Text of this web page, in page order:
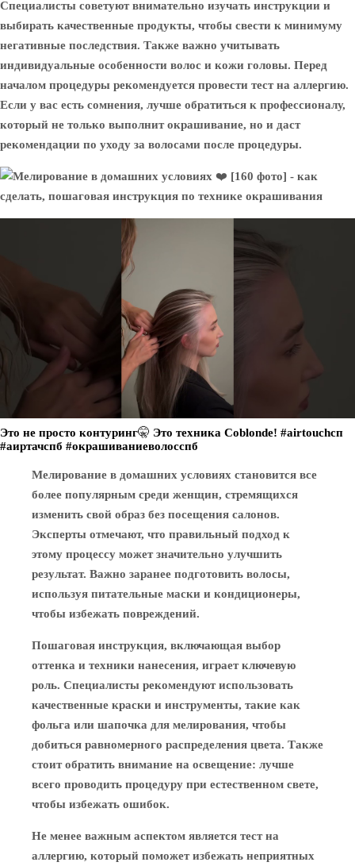
Специалисты советуют внимательно изучать инструкции и
выбирать качественные продукты, чтобы свести к минимуму
негативные последствия. Также важно учитывать
индивидуальные особенности волос и кожи головы. Перед
началом процедуры рекомендуется провести тест на аллергию.
Если у вас есть сомнения, лучше обратиться к профессионалу,
который не только выполнит окрашивание, но и даст
рекомендации по уходу за волосами после процедуры.
Это не просто контуринг🤫 Это техника Coblonde! #airtouchсп
#аиртачспб #окрашиваниеволосспб
Мелирование в домашних условиях становится все
более популярным среди женщин, стремящихся
изменить свой образ без посещения салонов.
Эксперты отмечают, что правильный подход к
этому процессу может значительно улучшить
результат. Важно заранее подготовить волосы,
используя питательные маски и кондиционеры,
чтобы избежать повреждений.
Пошаговая инструкция, включающая выбор
оттенка и техники нанесения, играет ключевую
роль. Специалисты рекомендуют использовать
качественные краски и инструменты, такие как
фольга или шапочка для мелирования, чтобы
добиться равномерного распределения цвета. Также
стоит обратить внимание на освещение: лучше
всего проводить процедуру при естественном свете,
чтобы избежать ошибок.
Не менее важным аспектом является тест на
аллергию, который поможет избежать неприятных